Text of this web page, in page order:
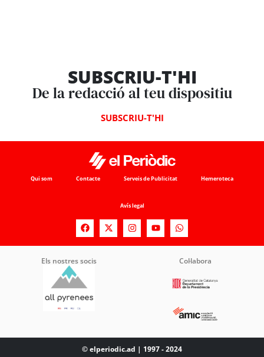
SUBSCRIU-T'HI
De la redacció al teu dispositiu
SUBSCRIU-T'HI
Qui som Contacte Serveis de Publicitat Hemeroteca
Avís legal
Els nostres socis Col·labora
© elperiodic.ad | 1997 - 2024